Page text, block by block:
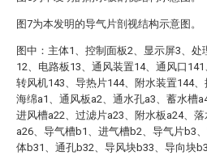
图7为本发明的导气片剖视结构示意图。
图中：主体1、控制面板2、显示屏3、处
12、电路板13、通风装置14、通风口
转风机143、导热片144、附水装置144
海绵a1、通风板a2、通水孔a3、蓄水槽
进风槽a22、过滤片a23、附水板a24、
a26、导气槽b1、进气槽b2、导气片b3
体b31、通孔b32、导风块b33、导向块